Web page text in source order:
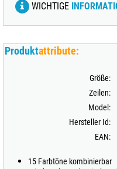
WICHTIGE
Produktattribute:
Größe:
Zeilen:
Model:
Hersteller Id:
EAN:
15 Farbtöne kombinierbar